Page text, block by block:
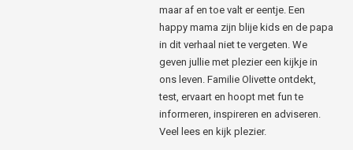
maar af en toe valt er eentje. Een
happy mama zijn blije kids en de papa
in dit verhaal niet te vergeten. We
geven jullie met plezier een kijkje in
ons leven. Familie Olivette ontdekt,
test, ervaart en hoopt met fun te
informeren, inspireren en adviseren.
Veel lees en kijk plezier.